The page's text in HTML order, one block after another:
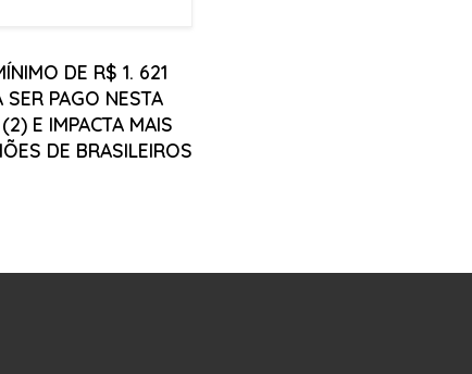
DE R$ 1. 621
SER PAGO NESTA
E IMPACTA MAIS
DE BRASILEIROS